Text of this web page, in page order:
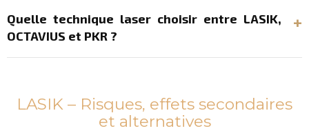
Quelle technique laser choisir entre LASIK,
OCTAVIUS et PKR ?
LASIK – Risques, effets secondaires
et alternatives